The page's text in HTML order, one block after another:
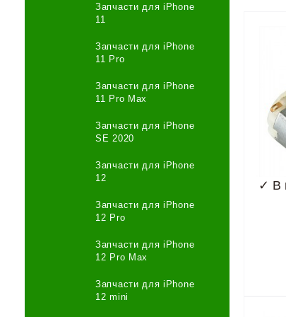
Запчасти для iPhone
11
Запчасти для iPhone
11 Pro
Запчасти для iPhone
11 Pro Max
Запчасти для iPhone
SE 2020
Запчасти для iPhone
12
Запчасти для iPhone
12 Pro
Запчасти для iPhone
12 Pro Max
Запчасти для iPhone
12 mini
✓ В